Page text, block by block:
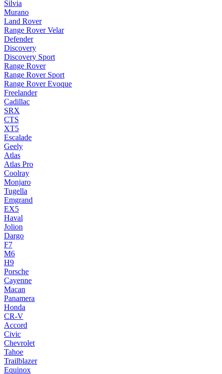
Silvia
Murano
Land Rover
Range Rover Velar
Defender
Discovery
Discovery Sport
Range Rover
Range Rover Sport
Range Rover Evoque
Freelander
Cadillac
SRX
CTS
XT5
Escalade
Geely
Atlas
Atlas Pro
Coolray
Monjaro
Tugella
Emgrand
EX5
Haval
Jolion
Dargo
F7
M6
H9
Porsche
Cayenne
Macan
Panamera
Honda
CR-V
Accord
Civic
Chevrolet
Tahoe
Trailblazer
Equinox